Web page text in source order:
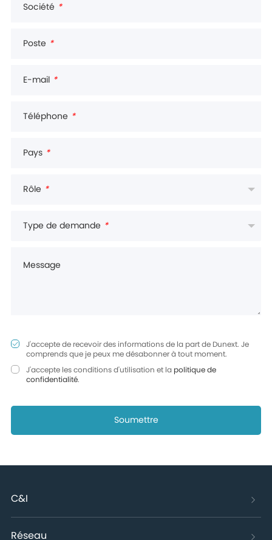
Société *
Poste *
E-mail *
Téléphone *
Pays *
Rôle *
Type de demande *
Message
J'accepte de recevoir des informations de la part de Dunext. Je
comprends que je peux me désabonner à tout moment.
J'accepte les conditions d'utilisation et la politique de
confidentialité.
Soumettre
C&I
Réseau